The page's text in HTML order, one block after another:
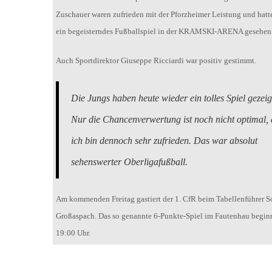
Zuschauer waren zufrieden mit der Pforzheimer Leistung und
ein begeisterndes Fußballspiel in der KRAMSKI-ARENA
Auch Sportdirektor Giuseppe Ricciardi war positiv gestimmt.
Die Jungs haben heute wieder ein tolles Spiel
Nur die Chancenverwertung ist noch nicht optimal,
ich bin dennoch sehr zufrieden. Das war absolut
sehenswerter Oberligafußball.
Am kommenden Freitag gastiert der 1. CfR beim Tabellenführer
Großaspach. Das so genannte 6-Punkte-Spiel im Fautenhau
19:00 Uhr.